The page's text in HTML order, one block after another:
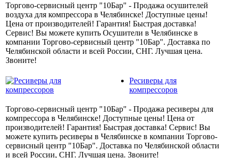
Торгово-сервисный центр "10Бар" - Продажа осушителей
воздуха для компрессора в Челябинске! Доступные цены!
Цена от производителей! Гарантия! Быстрая доставка!
Сервис! Вы можете купить Осушители в Челябинске в
компании Торгово-сервисный центр "10Бар". Доставка по
Челябинской области и всей России, СНГ. Лучшая цена.
Звоните!
Ресиверы для
компрессоров
Торгово-сервисный центр "10Бар" - Продажа ресиверы для
компрессора в Челябинске! Доступные цены! Цена от
производителей! Гарантия! Быстрая доставка! Сервис! Вы
можете купить ресиверы в Челябинске в компании Торгово-
сервисный центр "10Бар". Доставка по Челябинской области
и всей России, СНГ. Лучшая цена. Звоните!